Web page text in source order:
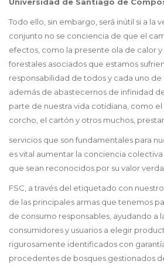
Todo ello, sin embargo, será inútil si a la
conjunto no se conciencia de que el
efectos, como la presente ola de calor
forestales asociados que estamos
responsabilidad de todos y cada uno de
además de abastecernos de infinidad
parte de nuestra vida cotidiana, como el
corcho, el cartón y otros muchos,
servicios que son fundamentales para
es vital aumentar la conciencia colectiva
que sean reconocidos por su valor
FSC, a través del etiquetado con
de las principales armas que tenemos
de consumo responsables, ayudando a
consumidores y usuarios a elegir
rigurosamente identificados con
procedentes de bosques gestionados